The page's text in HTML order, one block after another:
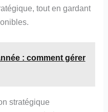
tout en gardant
: comment gérer
stratégique